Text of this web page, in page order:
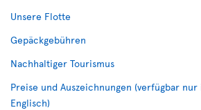
Unsere Flotte
Gepäckgebühren
Nachhaltiger Tourismus
Preise und Auszeichnungen (verfügbar
Englisch)